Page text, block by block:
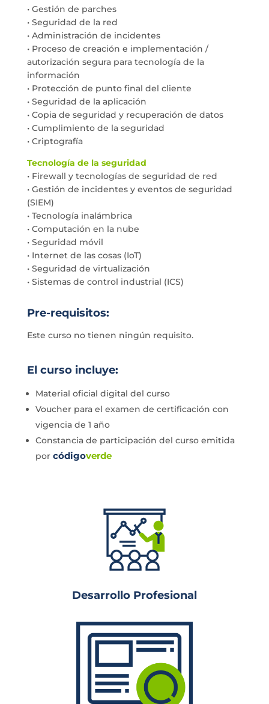
• Gestión de parches
• Seguridad de la red
• Administración de incidentes
• Proceso de creación e implementación /
autorización segura para tecnología de la
información
• Protección de punto final del cliente
• Seguridad de la aplicación
• Copia de seguridad y recuperación de datos
• Cumplimiento de la seguridad
• Criptografía
Tecnología de la seguridad
• Firewall y tecnologías de seguridad de red
• Gestión de incidentes y eventos de seguridad
(SIEM)
• Tecnología inalámbrica
• Computación en la nube
• Seguridad móvil
• Internet de las cosas (IoT)
• Seguridad de virtualización
• Sistemas de control industrial (ICS)
Pre-requisitos:
Este curso no tienen ningún requisito.
El curso incluye:
Material oficial digital del curso
Voucher para el examen de certificación con
vigencia de 1 año
Constancia de participación del curso emitida
por códigoverde
Desarrollo Profesional